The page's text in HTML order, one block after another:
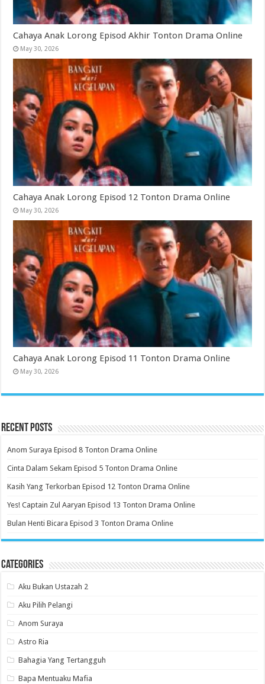
Cahaya Anak Lorong Episod Akhir Tonton Drama Online
May 30, 2026
Cahaya Anak Lorong Episod 12 Tonton Drama Online
May 30, 2026
Cahaya Anak Lorong Episod 11 Tonton Drama Online
May 30, 2026
Recent Posts
Anom Suraya Episod 8 Tonton Drama Online
Cinta Dalam Sekam Episod 5 Tonton Drama Online
Kasih Yang Terkorban Episod 12 Tonton Drama Online
Yes! Captain Zul Aaryan Episod 13 Tonton Drama Online
Bulan Henti Bicara Episod 3 Tonton Drama Online
Categories
Aku Bukan Ustazah 2
Aku Pilih Pelangi
Anom Suraya
Astro Ria
Bahagia Yang Tertangguh
Bapa Mentuaku Mafia